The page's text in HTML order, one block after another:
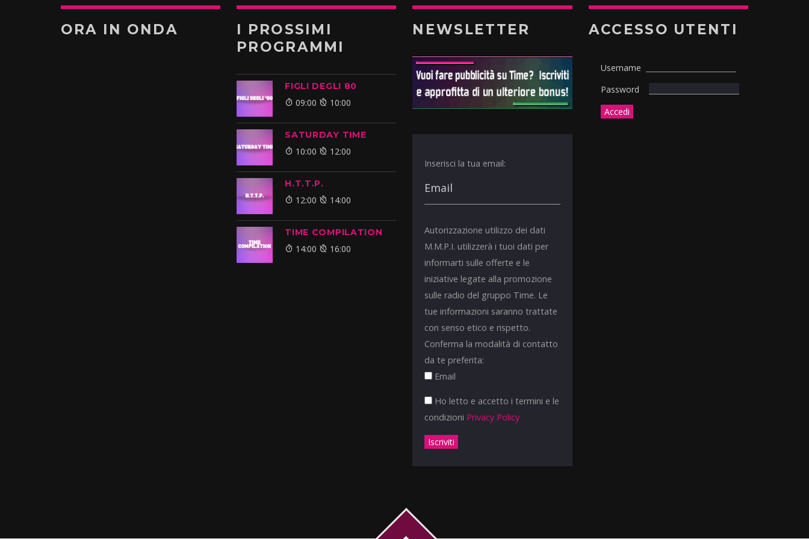
ORA IN ONDA
I PROSSIMI
PROGRAMMI
FIGLI DEGLI 80
09:00 10:00
SATURDAY TIME
10:00 12:00
H.T.T.P.
12:00 14:00
TIME COMPILATION
14:00 16:00
NEWSLETTER
Inserisci la tua email:
Autorizzazione utilizzo dei dati
M.M.P.I. utilizzerà i tuoi dati per
informarti sulle offerte e le
iniziative legate alla promozione
sulle radio del gruppo Time. Le
tue informazioni saranno trattate
con senso etico e rispetto.
Conferma la modalità di contatto
da te preferita:
Email
Ho letto e accetto i termini e le
condizioni Privacy Policy
ACCESSO UTENTI
Username
Password